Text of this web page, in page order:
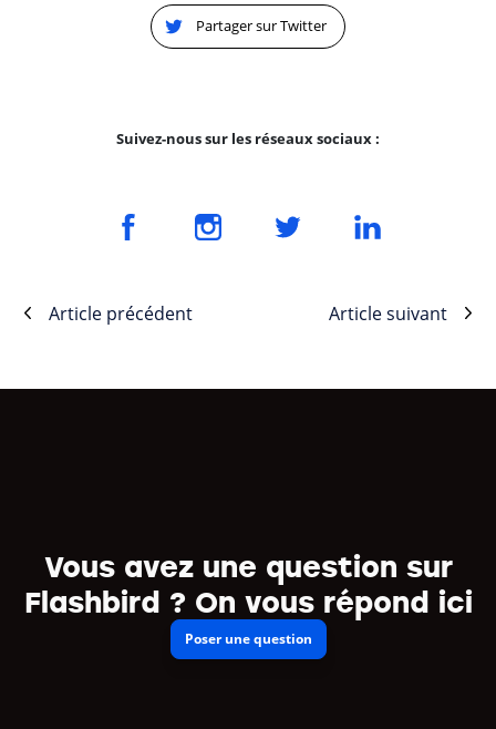
Partager sur Twitter
Suivez-nous sur les réseaux sociaux :
Article précédent Article suivant
Vous avez une question sur
Flashbird ? On vous répond ici
Poser une question